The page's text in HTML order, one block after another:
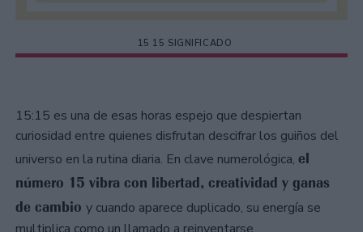
15 15 SIGNIFICADO
15:15 es una de esas horas espejo que despiertan
curiosidad entre quienes disfrutan descifrar los guiños del
universo en la rutina diaria. En clave numerológica, el
número 15 vibra con libertad, creatividad y ganas
de cambio y cuando aparece duplicado, su energía se